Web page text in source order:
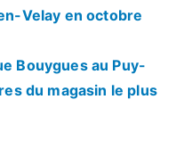
Velay en octobre
Bouygues au Puy-
du magasin le plus